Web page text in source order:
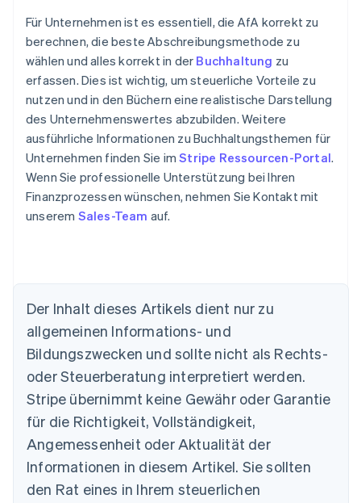
Für Unternehmen ist es essentiell, die AfA korrekt zu
berechnen, die beste Abschreibungsmethode zu
wählen und alles korrekt in der Buchhaltung zu
erfassen. Dies ist wichtig, um steuerliche Vorteile zu
nutzen und in den Büchern eine realistische Darstellung
des Unternehmenswertes abzubilden. Weitere
ausführliche Informationen zu Buchhaltungsthemen für
Unternehmen finden Sie imStripe Ressourcen-Portal.
Wenn Sie professionelle Unterstützung bei Ihren
Finanzprozessen wünschen, nehmen Sie Kontakt mit
unserem Sales-Team auf.
Der Inhalt dieses Artikels dient nur zu
allgemeinen Informations- und
Bildungszwecken und sollte nicht als Rechts-
oder Steuerberatung interpretiert werden.
Stripe übernimmt keine Gewähr oder Garantie
für die Richtigkeit, Vollständigkeit,
Angemessenheit oder Aktualität der
Informationen in diesem Artikel. Sie sollten
den Rat eines in Ihrem steuerlichen
Australien
English
Belgien
NederlandsFrançais DeutschEnglish
Brasilien
Bulgarien
English